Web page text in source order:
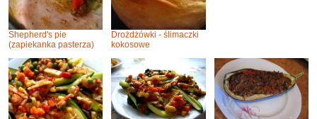
Shepherd's pie
(zapiekanka pasterza)
Drożdżówki - ślimaczki
kokosowe